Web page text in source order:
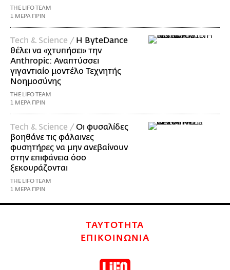
THE LIFO TEAM
1 ΜΕΡΑ ΠΡΙΝ
Τech & Science / Η ByteDance
θέλει να «χτυπήσει» την
Anthropic: Αναπτύσσει
γιγαντιαίο μοντέλο Τεχνητής
Νοημοσύνης
THE LIFO TEAM
1 ΜΕΡΑ ΠΡΙΝ
Τech & Science /Οι φυσαλίδες
βοηθάνε τις φάλαινες
φυσητήρες να μην ανεβαίνουν
στην επιφάνεια όσο
ξεκουράζονται
THE LIFO TEAM
1 ΜΕΡΑ ΠΡΙΝ
ΤΑΥΤΟΤΗΤΑ
ΕΠΙΚΟΙΝΩΝΙΑ